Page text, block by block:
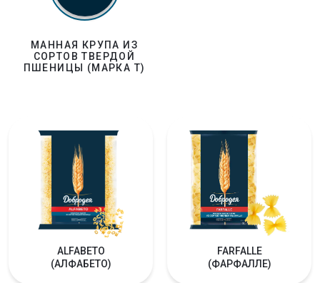
МАННАЯ КРУПА ИЗ
СОРТОВ ТВЕРДОЙ
ПШЕНИЦЫ (МАРКА Т)
ALFABETO
(АЛФАБЕТО)
FARFALLE
(ФАРФАЛЛЕ)